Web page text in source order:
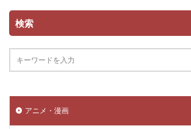
検索
アニメ・漫画